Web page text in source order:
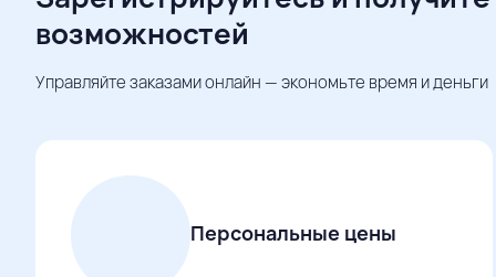
возможностей
Управляйте заказами онлайн — экономьте время и деньги
Персональные цены